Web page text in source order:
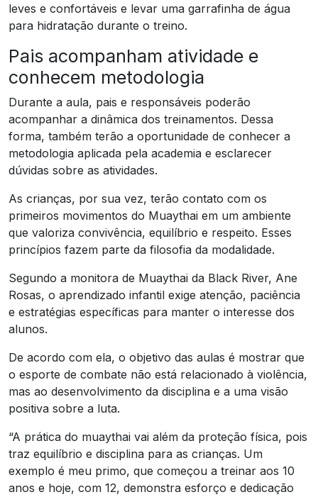
leves e confortáveis e levar uma garrafinha de água
para hidratação durante o treino.
Pais acompanham atividade e
conhecem metodologia
Durante a aula, pais e responsáveis poderão
acompanhar a dinâmica dos treinamentos. Dessa
forma, também terão a oportunidade de conhecer a
metodologia aplicada pela academia e esclarecer
dúvidas sobre as atividades.
As crianças, por sua vez, terão contato com os
primeiros movimentos do Muaythai em um ambiente
que valoriza convivência, equilíbrio e respeito. Esses
princípios fazem parte da filosofia da modalidade.
Segundo a monitora de Muaythai da Black River, Ane
Rosas, o aprendizado infantil exige atenção, paciência
e estratégias específicas para manter o interesse dos
alunos.
De acordo com ela, o objetivo das aulas é mostrar que
o esporte de combate não está relacionado à violência,
mas ao desenvolvimento da disciplina e a uma visão
positiva sobre a luta.
“A prática do muaythai vai além da proteção física, pois
traz equilíbrio e disciplina para as crianças. Um
exemplo é meu primo, que começou a treinar aos 10
anos e hoje, com 12, demonstra esforço e dedicação